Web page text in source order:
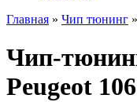
Главная » Чип тюнинг »
Чип-
Peugeot